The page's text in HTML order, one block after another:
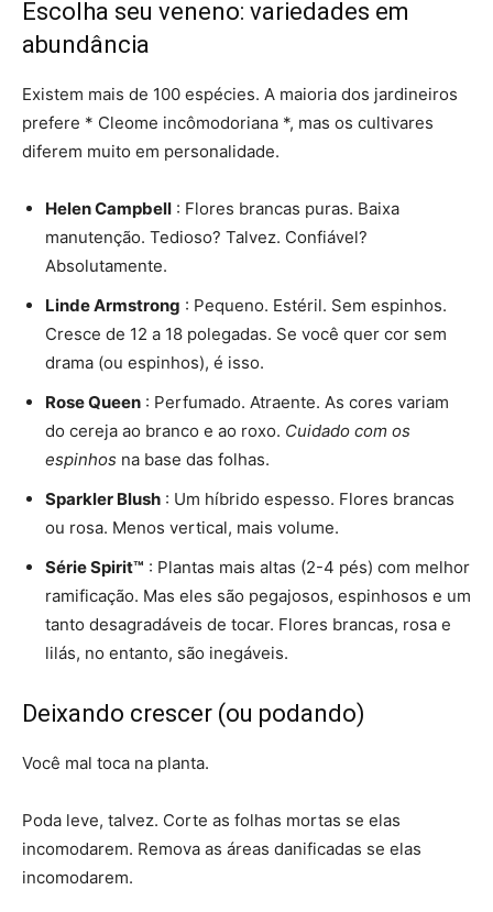
Escolha seu veneno: variedades em
abundância
Existem mais de 100 espécies. A maioria dos jardineiros
prefere * Cleome incômodoriana *, mas os cultivares
diferem muito em personalidade.
Helen Campbell : Flores brancas puras. Baixa
manutenção. Tedioso? Talvez. Confiável?
Absolutamente.
Linde Armstrong : Pequeno. Estéril. Sem espinhos.
Cresce de 12 a 18 polegadas. Se você quer cor sem
drama (ou espinhos), é isso.
Rose Queen : Perfumado. Atraente. As cores variam
do cereja ao branco e ao roxo. Cuidado com os
espinhos na base das folhas.
Sparkler Blush : Um híbrido espesso. Flores brancas
ou rosa. Menos vertical, mais volume.
Série Spirit™ : Plantas mais altas (2-4 pés) com melhor
ramificação. Mas eles são pegajosos, espinhosos e um
tanto desagradáveis ​​de tocar. Flores brancas, rosa e
lilás, no entanto, são inegáveis.
Deixando crescer (ou podando)
Você mal toca na planta.
Poda leve, talvez. Corte as folhas mortas se elas
incomodarem. Remova as áreas danificadas se elas
incomodarem.